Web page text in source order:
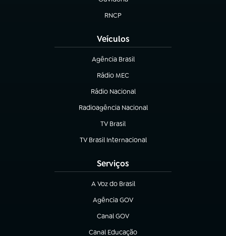
(abre em nova aba)
RNCP
(abre em nova aba)
Veículos
Agência Brasil
(abre em nova aba)
Rádio MEC
Rádio Nacional
(abre em nova aba)
Radioagência Nacional
(abre em nova aba)
TV Brasil
(abre em nova aba)
TV Brasil Internacional
(abre em nova aba)
Serviços
A Voz do Brasil
(abre em nova aba)
Agência GOV
(abre em nova aba)
Canal GOV
(abre em nova aba)
Canal Educação